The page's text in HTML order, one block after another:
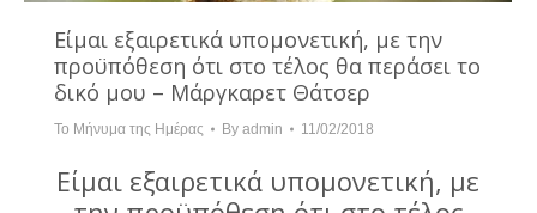
Είμαι εξαιρετικά υπομονετική, με την
προϋπόθεση ότι στο τέλος θα περάσει το
δικό μου – Μάργκαρετ Θάτσερ
Το Μήνυμα της Ημέρας By admin 11/02/2018
Είμαι εξαιρετικά υπομονετική, με